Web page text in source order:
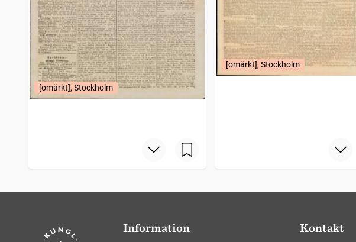
[omärkt], Stockholm
[omärkt], Stockholm
Information Kontakt